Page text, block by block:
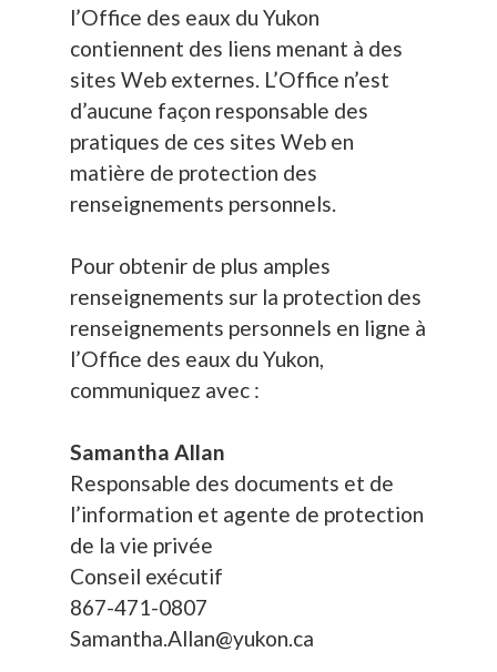
l’Office des eaux du Yukon
contiennent des liens menant à des
sites Web externes. L’Office n’est
d’aucune façon responsable des
pratiques de ces sites Web en
matière de protection des
renseignements personnels.
Pour obtenir de plus amples
renseignements sur la protection des
renseignements personnels en ligne à
l’Office des eaux du Yukon,
communiquez avec :
Samantha Allan
Responsable des documents et de
l’information et agente de protection
de la vie privée
Conseil exécutif
867-471-0807
Samantha.Allan@yukon.ca